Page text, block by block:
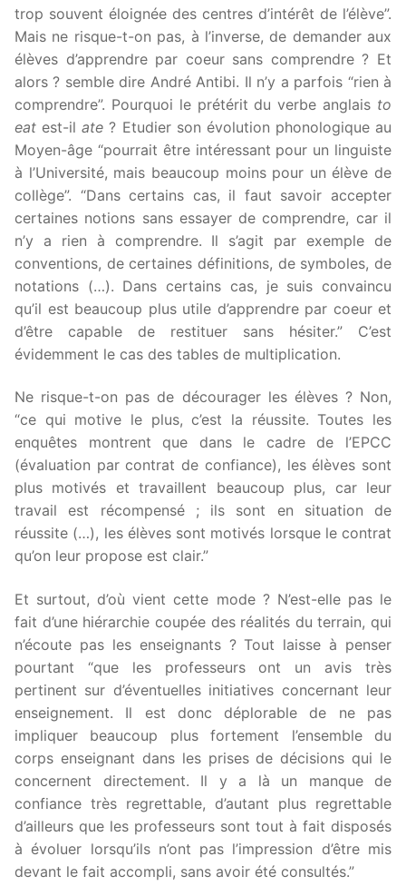
trop souvent éloignée des centres d’intérêt de l’élève”.
Mais ne risque-t-on pas, à l’inverse, de demander aux
élèves d’apprendre par coeur sans comprendre ? Et
alors ? semble dire André Antibi. Il n’y a parfois “rien à
comprendre”. Pourquoi le prétérit du verbe anglais to
eat est-ilate ? Etudier son évolution phonologique au
Moyen-âge “pourrait être intéressant pour un linguiste
à l’Université, mais beaucoup moins pour un élève de
collège”. “Dans certains cas, il faut savoir accepter
certaines notions sans essayer de comprendre, car il
n’y a rien à comprendre. Il s’agit par exemple de
conventions, de certaines définitions, de symboles, de
notations (…). Dans certains cas, je suis convaincu
qu’il est beaucoup plus utile d’apprendre par coeur et
d’être capable de restituer sans hésiter.” C’est
évidemment le cas des tables de multiplication.
Ne risque-t-on pas de décourager les élèves ? Non,
“ce qui motive le plus, c’est la réussite. Toutes les
enquêtes montrent que dans le cadre de l’EPCC
(évaluation par contrat de confiance), les élèves sont
plus motivés et travaillent beaucoup plus, car leur
travail est récompensé ; ils sont en situation de
réussite (…), les élèves sont motivés lorsque le contrat
qu’on leur propose est clair.”
Et surtout, d’où vient cette mode ? N’est-elle pas le
fait d’une hiérarchie coupée des réalités du terrain, qui
n’écoute pas les enseignants ? Tout laisse à penser
pourtant “que les professeurs ont un avis très
pertinent sur d’éventuelles initiatives concernant leur
enseignement. Il est donc déplorable de ne pas
impliquer beaucoup plus fortement l’ensemble du
corps enseignant dans les prises de décisions qui le
concernent directement. Il y a là un manque de
confiance très regrettable, d’autant plus regrettable
d’ailleurs que les professeurs sont tout à fait disposés
à évoluer lorsqu’ils n’ont pas l’impression d’être mis
devant le fait accompli, sans avoir été consultés.”